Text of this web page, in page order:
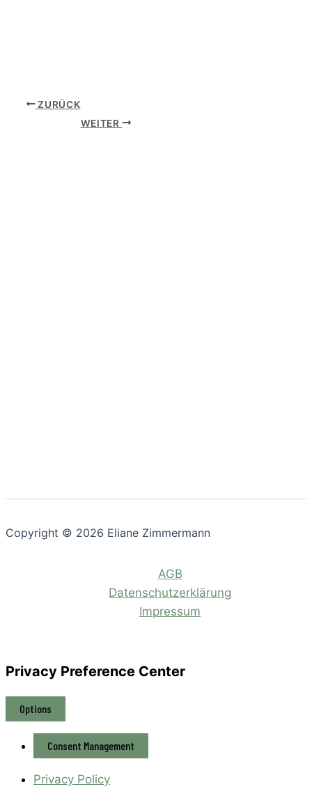
ZURÜCK
WEITER
Copyright © 2026 Eliane Zimmermann
AGB
Datenschutzerklärung
Impressum
Privacy Preference Center
Options
Consent Management
Privacy Policy